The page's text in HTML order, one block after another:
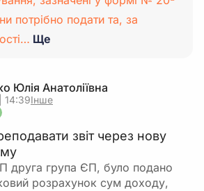
потрібно подати та, за
Ще
Юлія Анатоліївна
14:39Інше
звіт через нову
друга група ЄП, було подано
розрахунок сум доходу,